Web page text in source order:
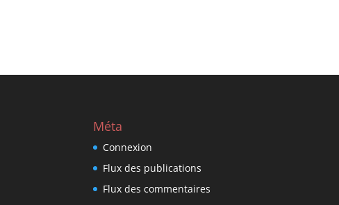
Méta
Connexion
Flux des publications
Flux des commentaires